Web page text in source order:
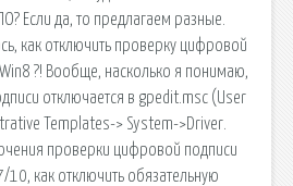
Если да, то предлагаем разные.
как отключить проверку цифровой
?! Вообще, насколько я понимаю,
отключается в gpedit.msc (User
Templates-> System->Driver.
проверки цифровой подписи
как отключить обязательную